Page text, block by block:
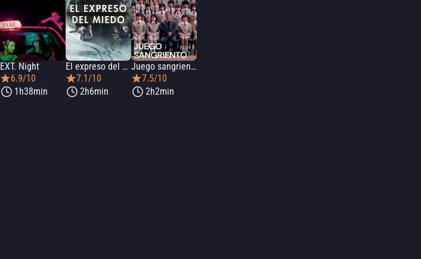
EXT. Night
6.9/10
1h38min
El expreso del miedo
7.1/10
2h6min
Juego sangriento
7.5/10
2h2min